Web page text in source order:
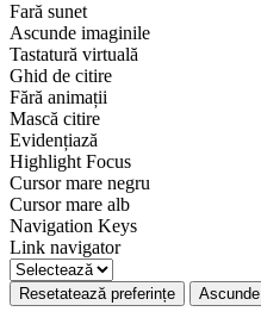
Fară sunet
Ascunde imaginile
Tastatură virtuală
Ghid de citire
Fără animații
Mască citire
Evidențiază
Highlight Focus
Cursor mare negru
Cursor mare alb
Navigation Keys
Link navigator
Resetatează preferințe Ascunde